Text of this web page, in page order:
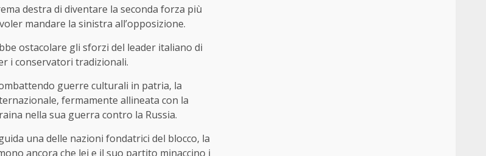
destra di diventare la seconda forza più
mandare la sinistra all’opposizione.
ostacolare gli sforzi del leader italiano di
i conservatori tradizionali.
guerre culturali in patria, la
fermamente allineata con la
nella sua guerra contro la Russia.
una delle nazioni fondatrici del blocco, la
ancora che lei e il suo partito minaccino i